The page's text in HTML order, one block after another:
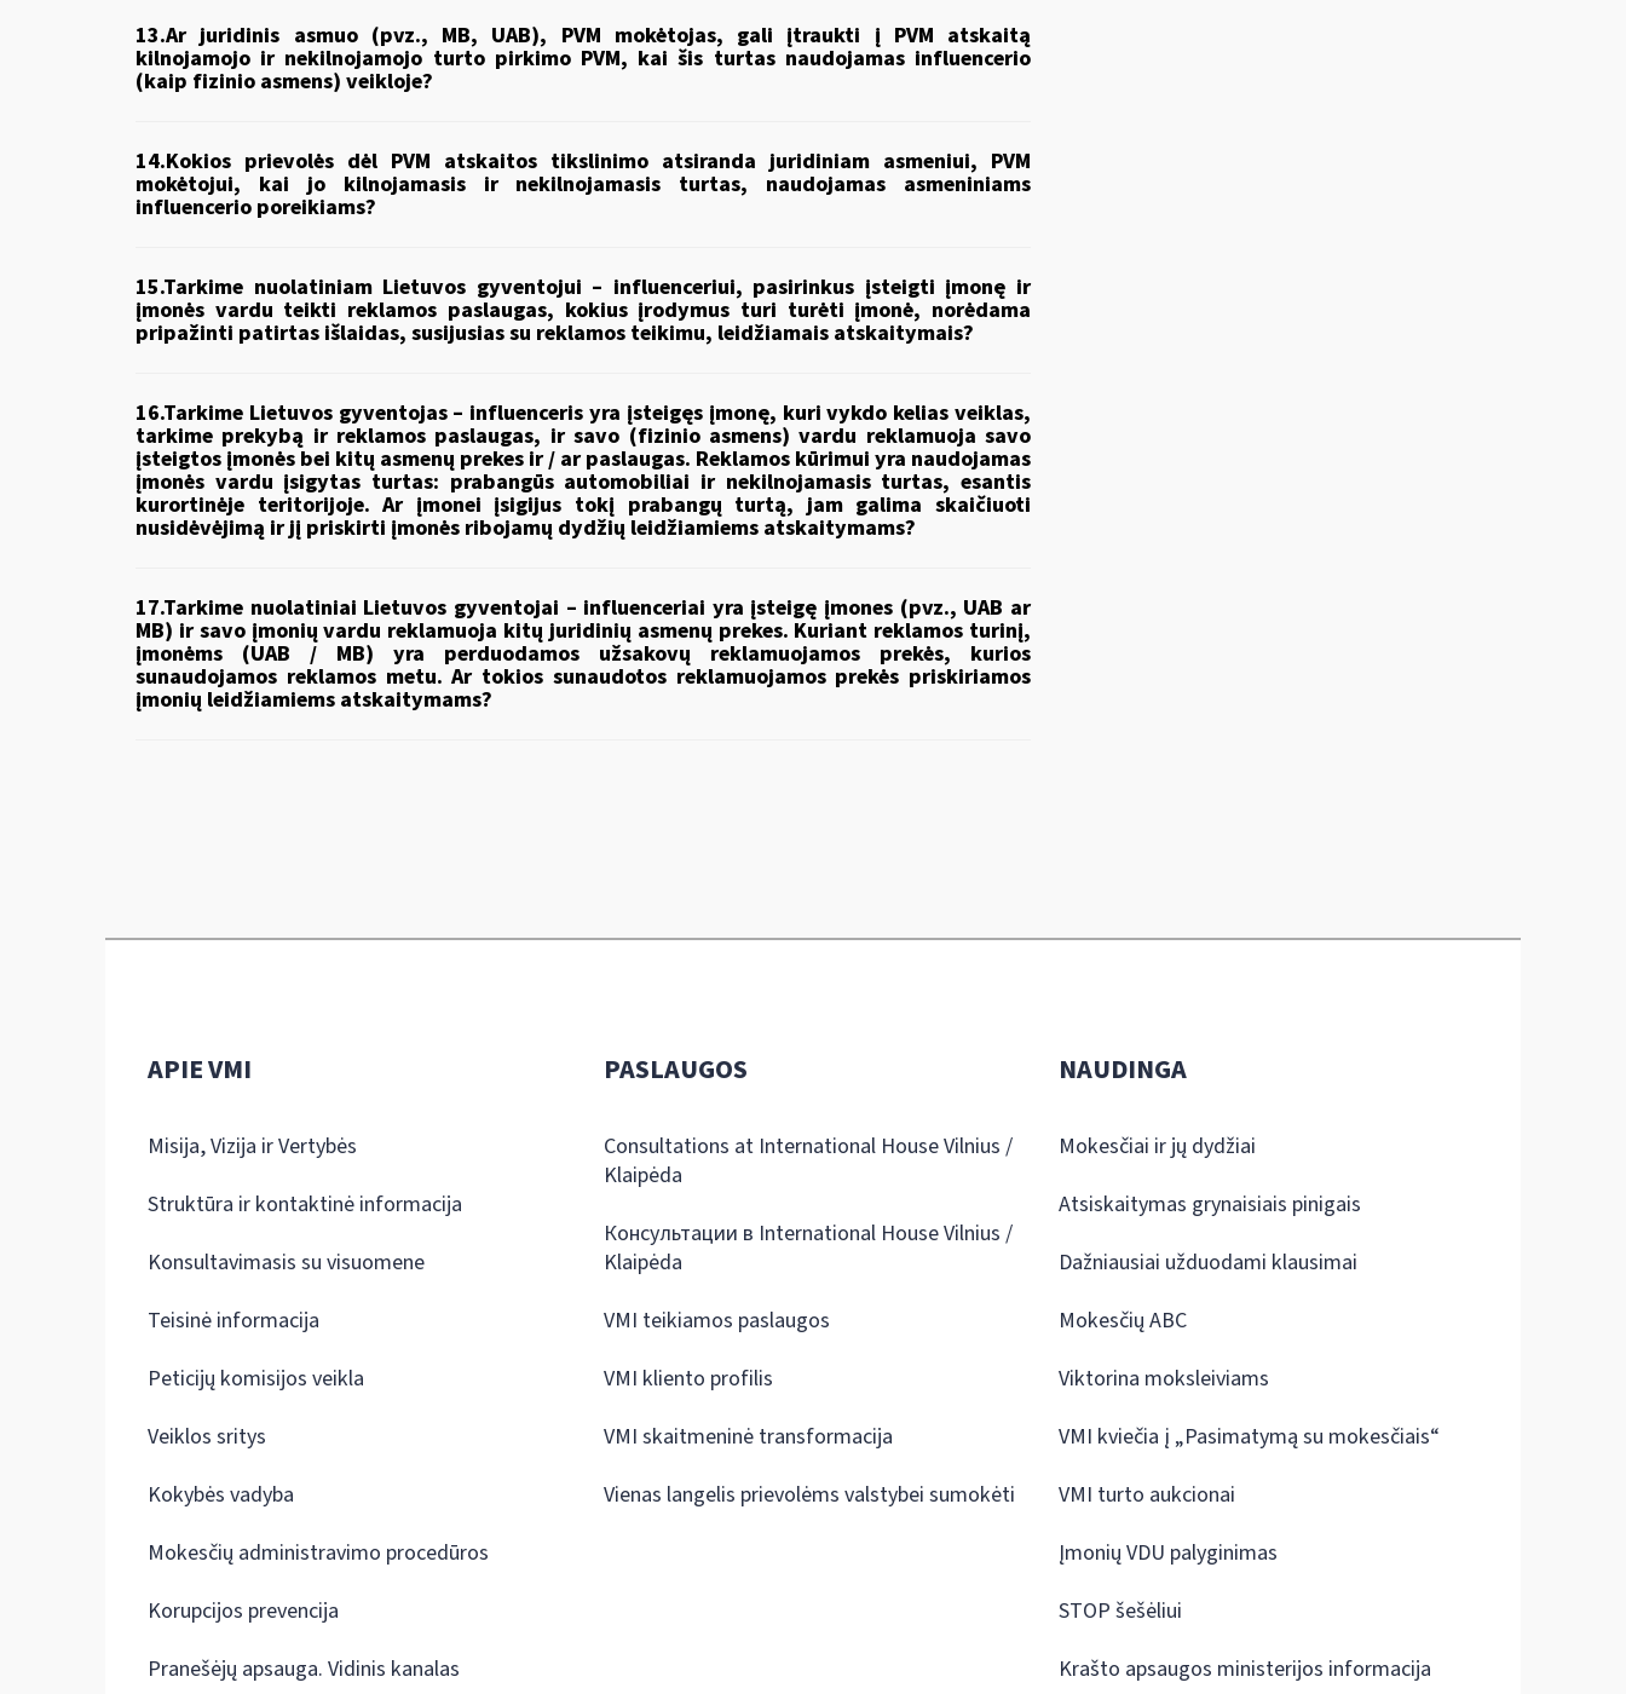
13.Ar juridinis asmuo (pvz., MB, UAB), PVM mokėtojas, gali įtraukti į PVM atskaitą
kilnojamojo ir nekilnojamojo turto pirkimo PVM, kai šis turtas naudojamas influencerio
(kaip fizinio asmens) veikloje?
14.Kokios prievolės dėl PVM atskaitos tikslinimo atsiranda juridiniam asmeniui, PVM
mokėtojui, kai jo kilnojamasis ir nekilnojamasis turtas, naudojamas asmeniniams
influencerio poreikiams?
15.Tarkime nuolatiniam Lietuvos gyventojui – influenceriui, pasirinkus įsteigti įmonę ir
įmonės vardu teikti reklamos paslaugas, kokius įrodymus turi turėti įmonė, norėdama
pripažinti patirtas išlaidas, susijusias su reklamos teikimu, leidžiamais atskaitymais?
16.Tarkime Lietuvos gyventojas – influenceris yra įsteigęs įmonę, kuri vykdo kelias veiklas,
tarkime prekybą ir reklamos paslaugas, ir savo (fizinio asmens) vardu reklamuoja savo
įsteigtos įmonės bei kitų asmenų prekes ir / ar paslaugas. Reklamos kūrimui yra naudojamas
įmonės vardu įsigytas turtas: prabangūs automobiliai ir nekilnojamasis turtas, esantis
kurortinėje teritorijoje. Ar įmonei įsigijus tokį prabangų turtą, jam galima skaičiuoti
nusidėvėjimą ir jį priskirti įmonės ribojamų dydžių leidžiamiems atskaitymams?
17.Tarkime nuolatiniai Lietuvos gyventojai – influenceriai yra įsteigę įmones (pvz., UAB ar
MB) ir savo įmonių vardu reklamuoja kitų juridinių asmenų prekes. Kuriant reklamos turinį,
įmonėms (UAB / MB) yra perduodamos užsakovų reklamuojamos prekės, kurios
sunaudojamos reklamos metu. Ar tokios sunaudotos reklamuojamos prekės priskiriamos
įmonių leidžiamiems atskaitymams?
APIE VMI
Misija, Vizija ir Vertybės
Struktūra ir kontaktinė informacija
Konsultavimasis su visuomene
Teisinė informacija
Peticijų komisijos veikla
Veiklos sritys
Kokybės vadyba
Mokesčių administravimo procedūros
Korupcijos prevencija
Pranešėjų apsauga. Vidinis kanalas
PASLAUGOS
Consultations at International House Vilnius /
Klaipėda
Консультации в International House Vilnius /
Klaipėda
VMI teikiamos paslaugos
VMI kliento profilis
VMI skaitmeninė transformacija
Vienas langelis prievolėms valstybei sumokėti
NAUDINGA
Mokesčiai ir jų dydžiai
Atsiskaitymas grynaisiais pinigais
Dažniausiai užduodami klausimai
Mokesčių ABC
Viktorina moksleiviams
VMI kviečia į „Pasimatymą su mokesčiais“
VMI turto aukcionai
Įmonių VDU palyginimas
STOP šešėliui
Krašto apsaugos ministerijos informacija